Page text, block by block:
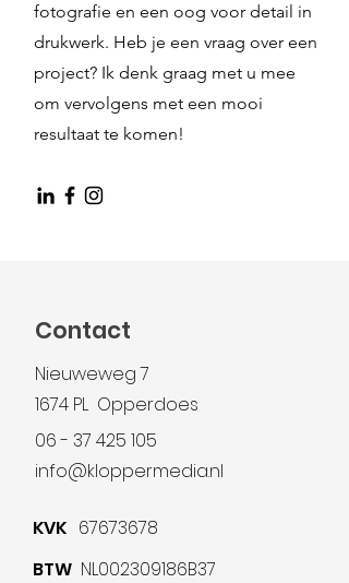
fotografie en een oog voor detail in
drukwerk. Heb je een vraag over een
project? Ik denk graag met u mee
om vervolgens met een mooi
resultaat te komen!
Contact
Nieuweweg 7
1674 PL Opperdoes
06 - 37 425 105
info@kloppermedia.nl
KVK 67673678
BTW NL002309186B37